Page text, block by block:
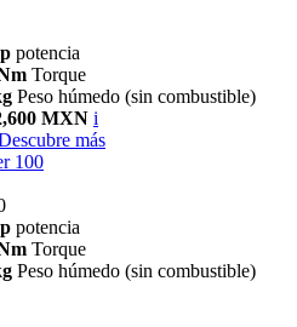
potencia
Torque
Peso húmedo (sin combustible)
MXN i
más
100
potencia
Torque
Peso húmedo (sin combustible)